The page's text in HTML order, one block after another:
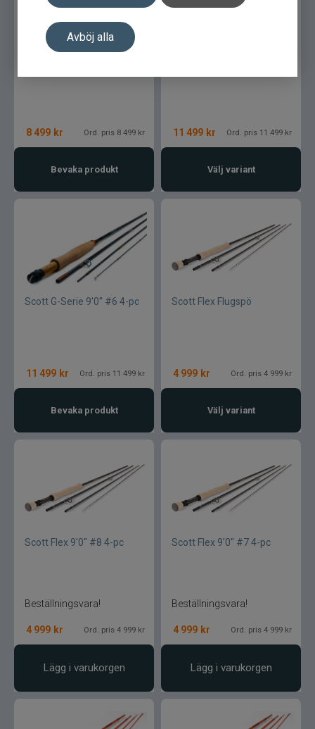
Avböj alla
Mustad
Myran
Normark
Owner
Patriot
Penn
Pinewood
Pikewallis
Pikecraft
Ram mounts
Rapala
Relax
8 499 kr Ord. pris 8 499 kr
Bevaka produkt
11 499 kr Ord. pris 11 499 kr
Välj variant
Scott G-Serie 9'0'' #6 4-pc
11 499 kr Ord. pris 11 499 kr
Bevaka produkt
Scott Flex Flugspö
4 999 kr Ord. pris 4 999 kr
Välj variant
Scott Flex 9'0'' #8 4-pc
Beställningsvara!
4 999 kr Ord. pris 4 999 kr
Lägg i varukorgen
Scott Flex 9'0'' #7 4-pc
Beställningsvara!
4 999 kr Ord. pris 4 999 kr
Lägg i varukorgen